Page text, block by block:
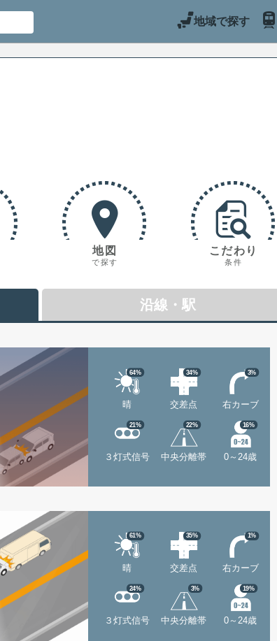
地域で探す
地図
で探す
こだわり
条件
晴
64%
交差点
34%
右カーブ
3%
３灯式信号
21%
中央分離帯
22%
0～24歳
16%
晴
61%
交差点
35%
右カーブ
1%
３灯式信号
24%
中央分離帯
3%
0～24歳
19%
沿線・駅